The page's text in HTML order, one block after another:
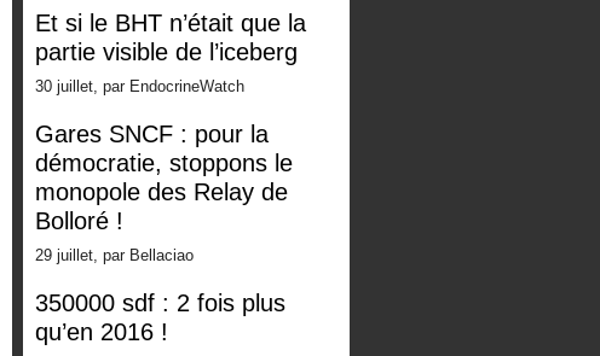
Et si le BHT n’était que la
partie visible de l’iceberg
30 juillet, par EndocrineWatch
Gares SNCF : pour la
démocratie, stoppons le
monopole des Relay de
Bolloré !
29 juillet, par Bellaciao
350000 sdf : 2 fois plus
qu’en 2016 !